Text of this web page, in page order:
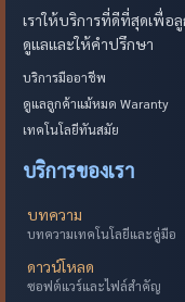
เราให้บริการที่ดีที่สุดเพื่
ดูแลและให้คำปรึกษา
บริการมืออาชีพ
ดูแลลูกค้าแม้หมด Waranty
เทคโนโลยีทันสมัย
บริการของเรา
บทความ
บทความเทคโนโลยีและคู่มือ
ดาวน์โหลด
ซอฟต์แวร์และไฟล์สำคัญ